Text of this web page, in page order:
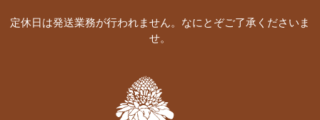
定休日は発送業務が行われません。なにとぞご了承くださいま
せ。